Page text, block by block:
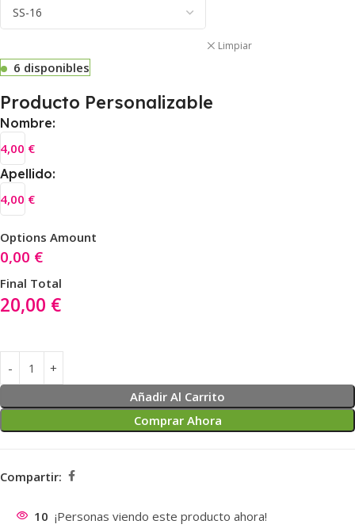
Limpiar
6 disponibles
Producto Personalizable
Nombre:
4,00 €
Apellido:
4,00 €
Options Amount
0,00 €
Final Total
20,00 €
Añadir Al Carrito
Comprar Ahora
Compartir:
10 ¡Personas viendo este producto ahora!